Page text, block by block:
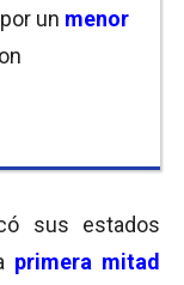
un menor
sus estados
primera mitad